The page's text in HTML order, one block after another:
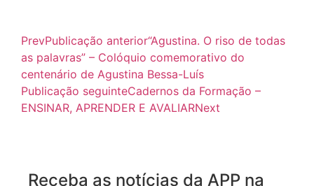
PrevPublicação anterior“Agustina. O riso de todas
as palavras” – Colóquio comemorativo do
centenário de Agustina Bessa-Luís
Publicação seguinteCadernos da Formação –
ENSINAR, APRENDER E AVALIARNext
Receba as notícias da APP na